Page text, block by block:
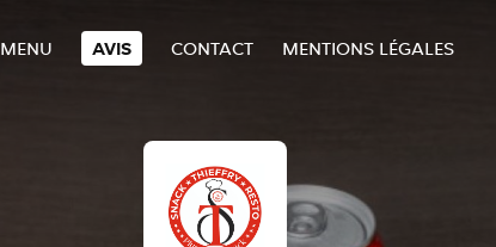
MENU AVIS CONTACT MENTIONS LÉGALES